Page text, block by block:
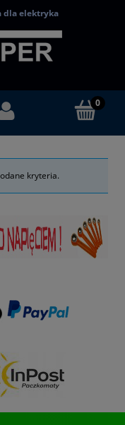
dla elektryka
kryteria.